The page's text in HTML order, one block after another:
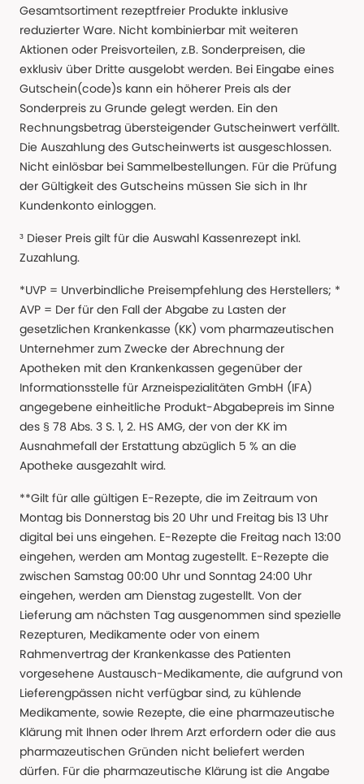
Gesamtsortiment rezeptfreier Produkte inklusive
reduzierter Ware. Nicht kombinierbar mit weiteren
Aktionen oder Preisvorteilen, z.B. Sonderpreisen, die
exklusiv über Dritte ausgelobt werden. Bei Eingabe eines
Gutschein(code)s kann ein höherer Preis als der
Sonderpreis zu Grunde gelegt werden. Ein den
Rechnungsbetrag übersteigender Gutscheinwert verfällt.
Die Auszahlung des Gutscheinwerts ist ausgeschlossen.
Nicht einlösbar bei Sammelbestellungen. Für die Prüfung
der Gültigkeit des Gutscheins müssen Sie sich in Ihr
Kundenkonto einloggen.
³ Dieser Preis gilt für die Auswahl Kassenrezept inkl.
Zuzahlung.
*UVP = Unverbindliche Preisempfehlung des Herstellers; *
AVP = Der für den Fall der Abgabe zu Lasten der
gesetzlichen Krankenkasse (KK) vom pharmazeutischen
Unternehmer zum Zwecke der Abrechnung der
Apotheken mit den Krankenkassen gegenüber der
Informationsstelle für Arzneispezialitäten GmbH (IFA)
angegebene einheitliche Produkt-Abgabepreis im Sinne
des § 78 Abs. 3 S. 1, 2. HS AMG, der von der KK im
Ausnahmefall der Erstattung abzüglich 5 % an die
Apotheke ausgezahlt wird.
**Gilt für alle gültigen E-Rezepte, die im Zeitraum von
Montag bis Donnerstag bis 20 Uhr und Freitag bis 13 Uhr
digital bei uns eingehen. E-Rezepte die Freitag nach 13:00
eingehen, werden am Montag zugestellt. E-Rezepte die
zwischen Samstag 00:00 Uhr und Sonntag 24:00 Uhr
eingehen, werden am Dienstag zugestellt. Von der
Lieferung am nächsten Tag ausgenommen sind spezielle
Rezepturen, Medikamente oder von einem
Rahmenvertrag der Krankenkasse des Patienten
vorgesehene Austausch-Medikamente, die aufgrund von
Lieferengpässen nicht verfügbar sind, zu kühlende
Medikamente, sowie Rezepte, die eine pharmazeutische
Klärung mit Ihnen oder Ihrem Arzt erfordern oder die aus
pharmazeutischen Gründen nicht beliefert werden
dürfen. Für die pharmazeutische Klärung ist die Angabe